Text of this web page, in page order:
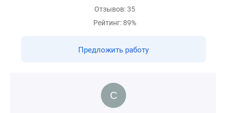
Отзывов: 35
Рейтинг: 89%
Предложить работу